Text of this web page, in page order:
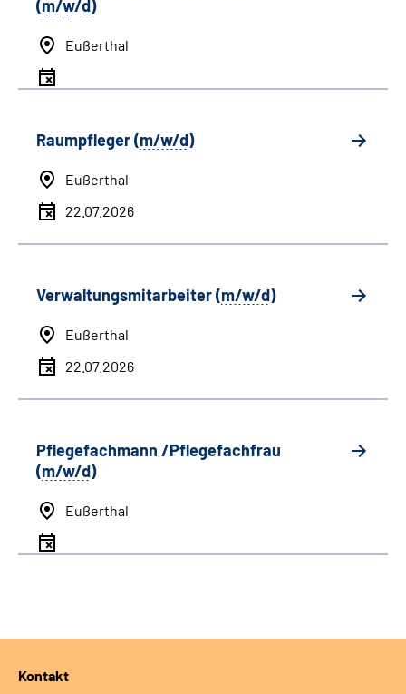
(m/w/d)
Eußerthal
Raumpfleger (m/w/d)
Eußerthal
22.07.2026
Verwaltungsmitarbeiter (m/w/d)
Eußerthal
22.07.2026
Pflegefachmann /Pflegefachfrau
(m/w/d)
Eußerthal
Kontakt